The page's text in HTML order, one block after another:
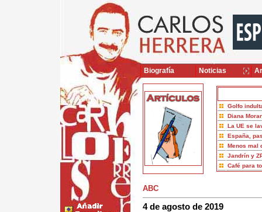
Golfo
Diana
La UE se
España,
Menos mal
Jandrín y
Café para
ABC
4 de agosto de 2019
Biografía Noticias